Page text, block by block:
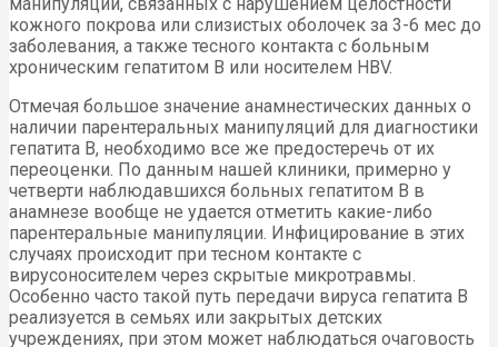
кожного покрова или слизистых оболочек за 3-6 мес до
заболевания, а также тесного контакта с больным
хроническим гепатитом В или носителем HBV.
Отмечая большое значение анамнестических данных о
наличии парентеральных манипуляций для диагностики
гепатита В, необходимо все же предостеречь от их
переоценки. По данным нашей клиники, примерно у
четверти наблюдавшихся больных гепатитом В в
анамнезе вообще не удается отметить какие-либо
парентеральные манипуляции. Инфицирование в этих
случаях происходит при тесном контакте с
вирусоносителем через скрытые микротравмы.
Особенно часто такой путь передачи вируса гепатита В
реализуется в семьях или закрытых детских
учреждениях, при этом может наблюдаться очаговость